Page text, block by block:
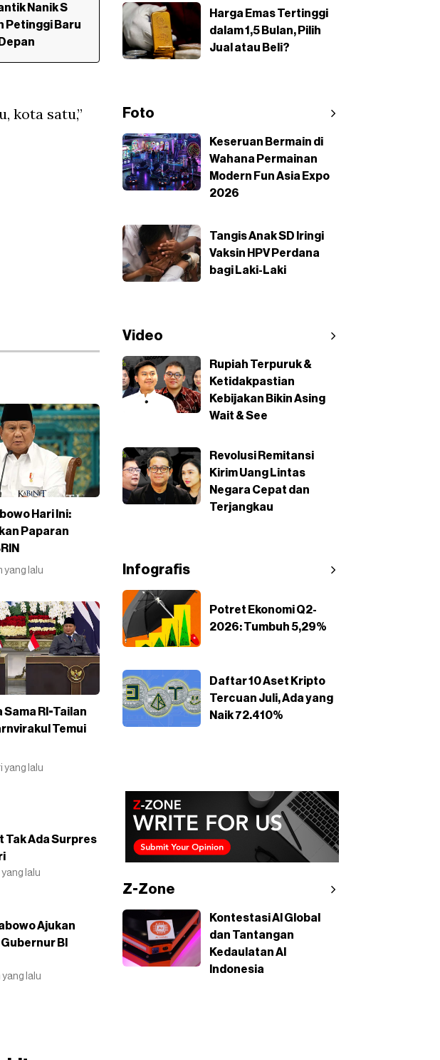
Nanik S
Petinggi Baru
kota satu,”
Hari Ini:
Paparan
yang lalu
Sama RI-Tailan
Temui
yang lalu
Tak Ada Surpres
yang lalu
Ajukan
BI
yang lalu
Harga Emas Tertinggi
dalam 1,5 Bulan, Pilih
Jual atau Beli?
Foto
Keseruan Bermain di
Wahana Permainan
Modern Fun Asia Expo
2026
Tangis Anak SD Iringi
Vaksin HPV Perdana
bagi Laki-Laki
Video
Rupiah Terpuruk &
Ketidakpastian
Kebijakan Bikin Asing
Wait & See
Revolusi Remitansi
Kirim Uang Lintas
Negara Cepat dan
Terjangkau
Infografis
Potret Ekonomi Q2-
2026: Tumbuh 5,29%
Daftar 10 Aset Kripto
Tercuan Juli, Ada yang
Naik 72.410%
Z-Zone
Kontestasi AI Global
dan Tantangan
Kedaulatan AI
Indonesia